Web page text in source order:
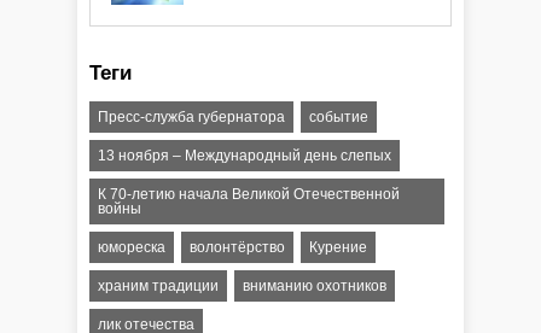
Теги
Пресс-служба губернатора событие
13 ноября – Международный день слепых
К 70-летию начала Великой Отечественной
войны
юмореска волонтёрство Курение
храним традиции вниманию охотников
лик отечества